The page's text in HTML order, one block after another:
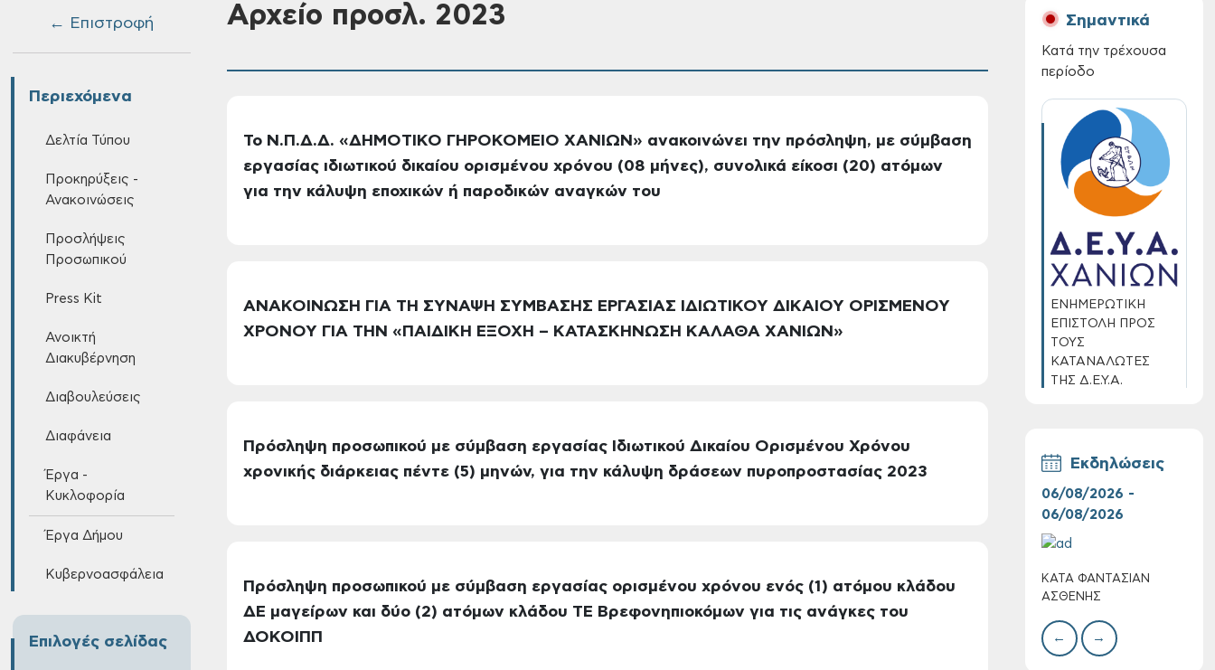
← Επιστροφή
Περιεχόμενα
Δελτία Τύπου
Προκηρύξεις -
Ανακοινώσεις
Προσλήψεις
Προσωπικού
Press Kit
Ανοικτή
Διακυβέρνηση
Διαβουλεύσεις
Διαφάνεια
Έργα -
Κυκλοφορία
Έργα Δήμου
Κυβερνοασφάλεια
Επιλογές σελίδας
Αρχείο προσλ. 2023
Το Ν.Π.Δ.Δ. «ΔΗΜΟΤΙΚΟ ΓΗΡΟΚΟΜΕΙΟ ΧΑΝΙΩΝ» ανακοινώνει την πρόσληψη, με σύμβαση
εργασίας ιδιωτικού δικαίου ορισμένου χρόνου (08 μήνες), συνολικά είκοσι (20) ατόμων
για την κάλυψη εποχικών ή παροδικών αναγκών του
ΑΝΑΚΟΙΝΩΣΗ ΓΙΑ ΤΗ ΣΥΝΑΨΗ ΣΥΜΒΑΣΗΣ ΕΡΓΑΣΙΑΣ ΙΔΙΩΤΙΚΟΥ ΔΙΚΑΙΟΥ ΟΡΙΣΜΕΝΟΥ
ΧΡΟΝΟΥ ΓΙΑ ΤΗΝ «ΠΑΙΔΙΚΗ ΕΞΟΧΗ – ΚΑΤΑΣΚΗΝΩΣΗ ΚΑΛΑΘΑ ΧΑΝΙΩΝ»
Πρόσληψη προσωπικού με σύμβαση εργασίας Ιδιωτικού Δικαίου Ορισμένου Χρόνου
χρονικής διάρκειας πέντε (5) μηνών, για την κάλυψη δράσεων πυροπροστασίας 2023
Πρόσληψη προσωπικού με σύμβαση εργασίας ορισμένου χρόνου ενός (1) ατόμου κλάδου
ΔΕ μαγείρων και δύο (2) ατόμων κλάδου ΤΕ Βρεφονηπιοκόμων για τις ανάγκες του
ΔΟΚΟΙΠΠ
Σημαντικά
Κατά την τρέχουσα
περίοδο
ΕΝΗΜΕΡΩΤΙΚΗ
ΕΠΙΣΤΟΛΗ ΠΡΟΣ
ΤΟΥΣ
ΚΑΤΑΝΑΛΩΤΕΣ
ΤΗΣ Δ.Ε.Υ.Α.
Τακτική συνεδρίαση
Δημοτικής
Επιτροπής στις 10-
08-2026
Εκδηλώσεις
06/08/2026 -
06/08/2026
ΚΑΤΑ ΦΑΝΤΑΣΙΑΝ
ΑΣΘΕΝΗΣ
← →